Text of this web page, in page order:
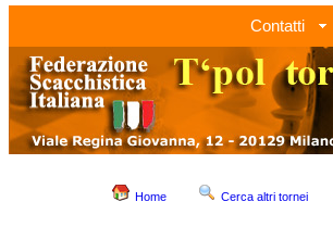
Contatti
Home Cerca altri tornei